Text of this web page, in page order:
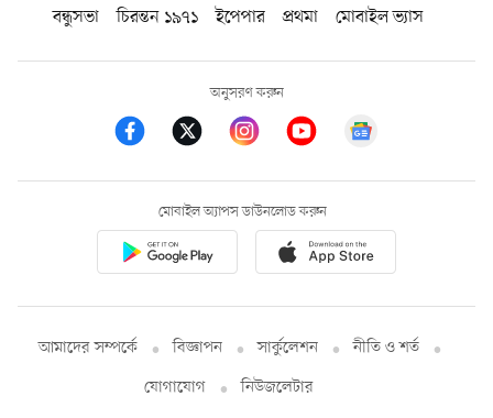
বন্ধুসভা
চিরন্তন ১৯৭১ ইপেপার প্রথমা মোবাইল ভ্যাস
অনুসরণ করুন
মোবাইল অ্যাপস ডাউনলোড করুন
আমাদের সম্পর্কে বিজ্ঞাপন সার্কুলেশন
নীতি ও শর্ত
যোগাযোগ
নিউজলেটার